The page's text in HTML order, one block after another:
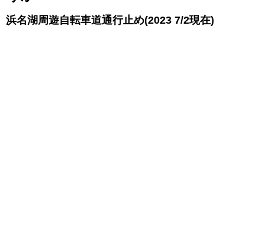
浜名湖周遊自転車道通行止め(2023 7/2現在)